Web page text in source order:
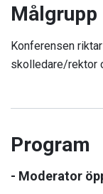
Målgrupp
Konferensen
skolledare/rektor
Program
- Moderator